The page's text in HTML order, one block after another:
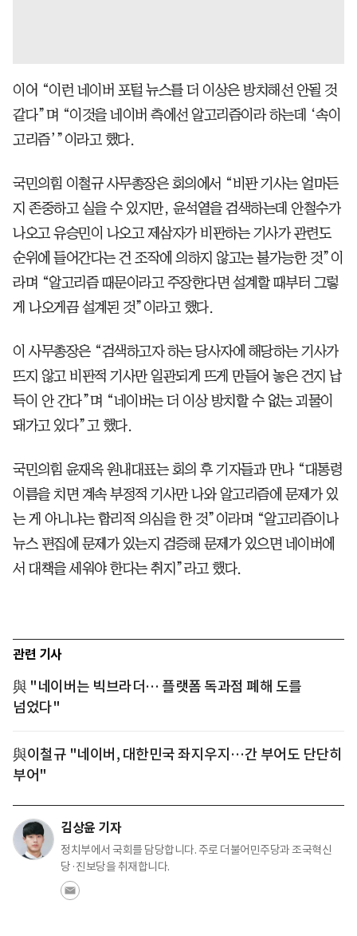
이어 “이런 네이버 포털 뉴스를 더 이상은 방치해선 안될 것
같다”며 “이것을 네이버 측에선 알고리즘이라 하는데 ‘속이
고리즘’”이라고 했다.
국민의힘 이철규 사무총장은 회의에서 “비판 기사는 얼마든
지 존중하고 실을 수 있지만, 윤석열을 검색하는데 안철수가
나오고 유승민이 나오고 제삼자가 비판하는 기사가 관련도
순위에 들어간다는 건 조작에 의하지 않고는 불가능한 것”이
라며 “알고리즘 때문이라고 주장한다면 설계할 때부터 그렇
게 나오게끔 설계된 것”이라고 했다.
이 사무총장은 “검색하고자 하는 당사자에 해당하는 기사가
뜨지 않고 비판적 기사만 일관되게 뜨게 만들어 놓은 건지 납
득이 안 간다”며 “네이버는 더 이상 방치할 수 없는 괴물이
돼가고 있다”고 했다.
국민의힘 윤재옥 원내대표는 회의 후 기자들과 만나 “대통령
이름을 치면 계속 부정적 기사만 나와 알고리즘에 문제가 있
는 게 아니냐는 합리적 의심을 한 것”이라며 “알고리즘이나
뉴스 편집에 문제가 있는지 검증해 문제가 있으면 네이버에
서 대책을 세워야 한다는 취지”라고 했다.
관련 기사
與 "네이버는 빅브라더… 플랫폼 독과점 폐해 도를
넘었다"
與이철규 "네이버, 대한민국 좌지우지…간 부어도 단단히
부어"
김상윤 기자
정치부에서 국회를 담당합니다. 주로 더불어민주당과 조국혁신
당·진보당을 취재합니다.